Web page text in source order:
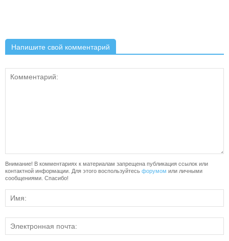
Напишите свой комментарий
Внимание! В комментариях к материалам запрещена публикация ссылок или
контактной информации. Для этого воспользуйтесь форумом или личными
сообщениями. Спасибо!